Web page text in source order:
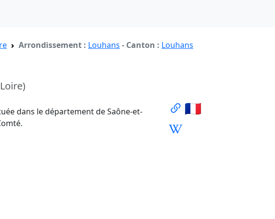
Arrondissement : Louhans - Canton : Louhans
dans le département de Saône-et-
🇫🇷